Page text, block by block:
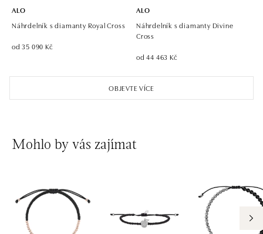
OBJEVTE VÍCE
ALO
Náhrdelník s diamanty Royal Cross
od 35 090 Kč
ALO
Náhrdelník s diamanty Divine
Cross
od 44 463 Kč
Mohlo by vás zajímat